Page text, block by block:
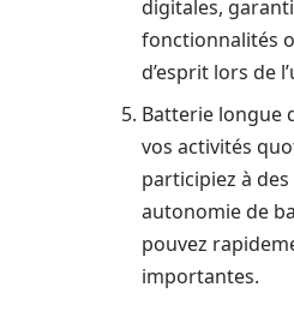
digitales,
fonctionnalités
d’esprit lors de
Batterie longue
vos activités
participiez à
autonomie de
pouvez
importantes.